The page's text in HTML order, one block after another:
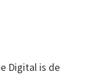
Digital is de